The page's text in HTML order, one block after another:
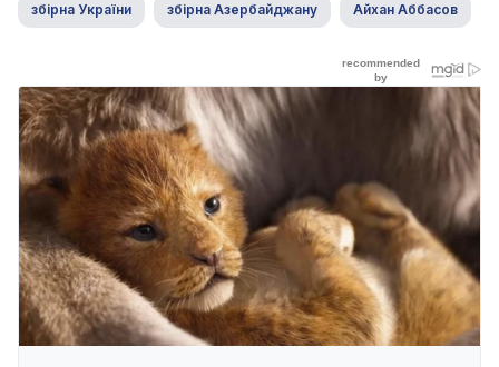
збірна України збірна Азербайджану Айхан Аббасов